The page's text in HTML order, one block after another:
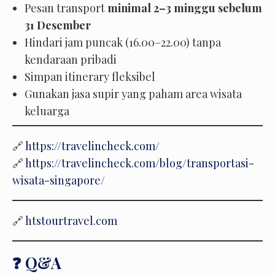
Pesan transport minimal 2–3 minggu sebelum
31 Desember
Hindari jam puncak (16.00–22.00) tanpa
kendaraan pribadi
Simpan itinerary fleksibel
Gunakan jasa supir yang paham area wisata
keluarga
🔗https://travelincheck.com/
🔗https://travelincheck.com/blog/transportasi-
wisata-singapore/
🔗htstourtravel.com
❓ Q&A